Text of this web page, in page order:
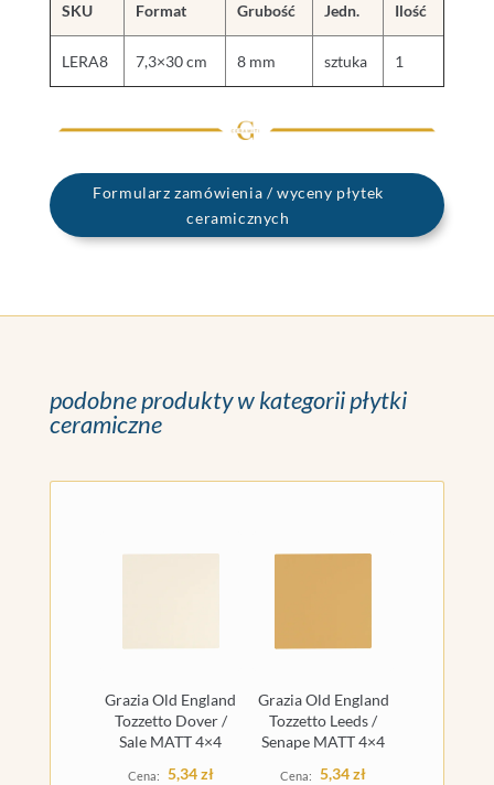
SKU Format Grubość Jedn. Ilość
LERA8 7,3×30 cm 8 mm sztuka 1
Formularz zamówienia / wyceny płytek
ceramicznych
podobne produkty w kategorii płytki
ceramiczne
Grazia Old England
Tozzetto Dover /
Sale MATT 4×4
5,34zł
Grazia Old England
Tozzetto Leeds /
Senape MATT 4×4
5,34zł